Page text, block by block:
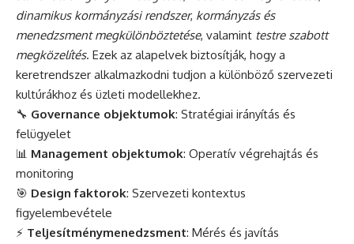
dinamikus kormányzási rendszer, kormányzás és
menedzsment megkülönböztetése, valamint testre szabott
megközelítés. Ezek az alapelvek biztosítják, hogy a
keretrendszer alkalmazkodni tudjon a különböző szervezeti
kultúrákhoz és üzleti modellekhez.
🔧 Governance objektumok: Stratégiai irányítás és
felügyelet
📊 Management objektumok: Operatív végrehajtás és
monitoring
🎯 Design faktorok: Szervezeti kontextus
figyelembevétele
⚡ Teljesítménymenedzsment: Mérés és javítás